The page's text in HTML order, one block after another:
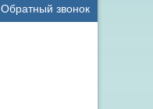
Обратный звонок